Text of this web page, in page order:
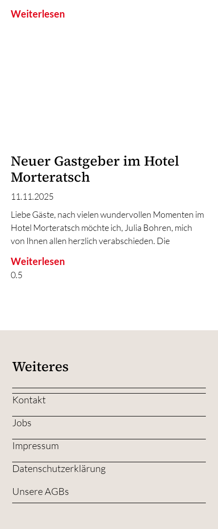
Weiterlesen
Neuer Gastgeber im Hotel
Morteratsch
11.11.2025
Liebe Gäste, nach vielen wundervollen Momenten im
Hotel Morteratsch möchte ich, Julia Bohren, mich
von Ihnen allen herzlich verabschieden. Die
Weiterlesen
Weiteres
Kontakt
Jobs
Impressum
Datenschutzerklärung
Unsere AGBs